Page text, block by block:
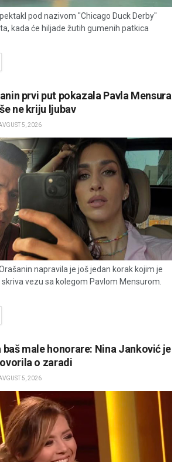
pod nazivom "Chicago Duck Derby"
kada će hiljade žutih gumenih patkica
prvi put pokazala Pavla Mensura
ne kriju ljubav
5, 2026
napravila je još jedan korak kojim je
vezu sa kolegom Pavlom Mensurom.
baš male honorare: Nina Janković je
o zaradi
5, 2026